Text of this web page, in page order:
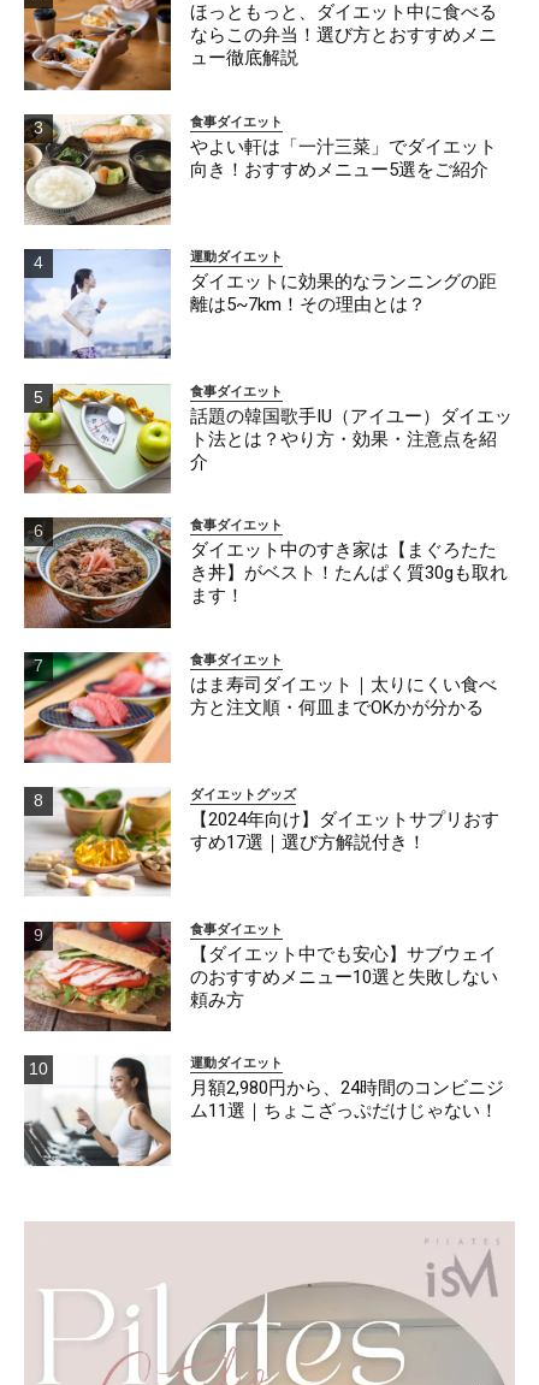
ほっともっと、ダイエット中に食べる
ならこの弁当！選び方とおすすめメニ
ュー徹底解説
食事ダイエット
やよい軒は「一汁三菜」でダイエット
向き！おすすめメニュー5選をご紹介
運動ダイエット
ダイエットに効果的なランニングの距
離は5~7km！その理由とは？
食事ダイエット
話題の韓国歌手IU（アイユー）ダイエッ
ト法とは？やり方・効果・注意点を紹
介
食事ダイエット
ダイエット中のすき家は【まぐろたた
き丼】がベスト！たんぱく質30gも取れ
ます！
食事ダイエット
はま寿司ダイエット｜太りにくい食べ
方と注文順・何皿までOKかが分かる
ダイエットグッズ
【2024年向け】ダイエットサプリおす
すめ17選｜選び方解説付き！
食事ダイエット
【ダイエット中でも安心】サブウェイ
のおすすめメニュー10選と失敗しない
頼み方
運動ダイエット
月額2,980円から、24時間のコンビニジ
ム11選｜ちょこざっぷだけじゃない！